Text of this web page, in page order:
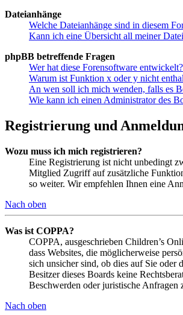
Dateianhänge
Welche Dateianhänge sind in diesem
Kann ich eine Übersicht all meiner
phpBB betreffende Fragen
Wer hat diese Forensoftware entwickelt?
Warum ist Funktion x oder y nicht
An wen soll ich mich wenden, falls es
Wie kann ich einen Administrator des
Registrierung und
Wozu muss ich mich registrieren?
Eine Registrierung ist nicht unbedingt
Mitglied Zugriff auf zusätzliche
so weiter. Wir empfehlen Ihnen eine
Nach oben
Was ist COPPA?
COPPA, ausgeschrieben Children’s
dass Websites, die möglicherweise
sich unsicher sind, ob dies auf Sie oder
Besitzer dieses Boards keine
Beschwerden oder juristische Anfragen
Nach oben